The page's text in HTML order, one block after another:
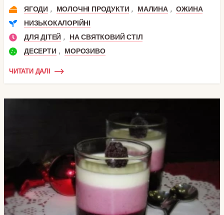
ЯГОДИ , МОЛОЧНІ ПРОДУКТИ , МАЛИНА , ОЖИНА
НИЗЬКОКАЛОРІЙНІ
ДЛЯ ДІТЕЙ ,
НА СВЯТКОВИЙ СТІЛ
ДЕСЕРТИ , МОРОЗИВО
ЧИТАТИ ДАЛІ